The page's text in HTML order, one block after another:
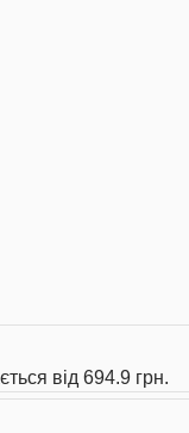
від 694.9 грн.